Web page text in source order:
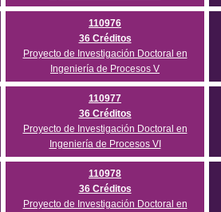
110976
36 Créditos
Proyecto de Investigación Doctoral en
Ingeniería de Procesos V
110977
36 Créditos
Proyecto de Investigación Doctoral en
Ingeniería de Procesos VI
110978
36 Créditos
Proyecto de Investigación Doctoral en